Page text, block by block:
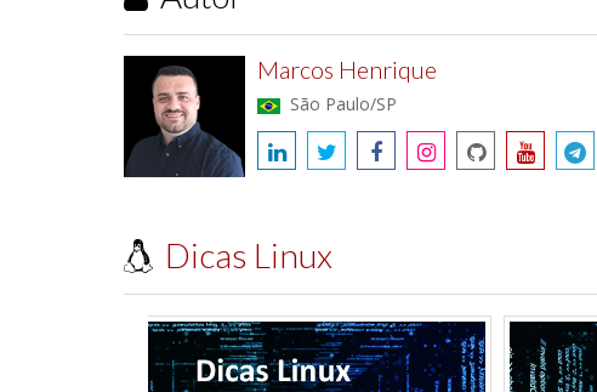
Marcos Henrique
São Paulo/SP
Dicas Linux